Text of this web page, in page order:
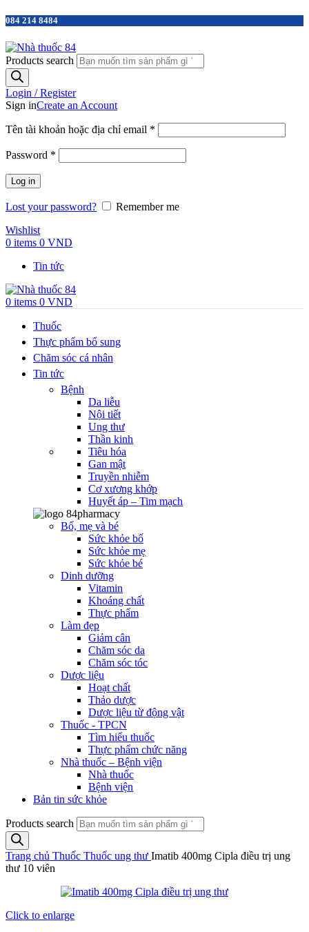
084 214 8484
Products search
Login / Register
Sign inCreate an Account
Tên tài khoản hoặc địa chỉ email *
Password *
Log in
Lost your password?
Remember me
Wishlist
0 items 0 VND
Tin tức
0 items 0 VND
Thuốc
Thực phẩm bổ sung
Chăm sóc cá nhân
Tin tức
Bệnh
Da liễu
Nội tiết
Ung thư
Thần kinh
Tiêu hóa
Gan mật
Truyền nhiễm
Cơ xương khớp
Huyết áp – Tim mạch
Bố, mẹ và bé
Sức khỏe bố
Sức khỏe mẹ
Sức khỏe bé
Dinh dưỡng
Vitamin
Khoáng chất
Thực phẩm
Làm đẹp
Giảm cân
Chăm sóc da
Chăm sóc tóc
Dược liệu
Hoạt chất
Thảo dược
Dược liệu từ động vật
Thuốc - TPCN
Tìm hiểu thuốc
Thực phẩm chức năng
Nhà thuốc – Bệnh viện
Nhà thuốc
Bệnh viện
Bản tin sức khỏe
Products search
Trang chủ Thuốc Thuốc ung thư Imatib 400mg Cipla điều trị ung
thư 10 viên
Click to enlarge